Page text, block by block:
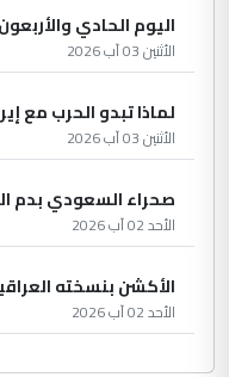
اليوم الحادي والأربعون
الأثنين 03 آب 2026
لماذا تبدو الحرب مع
الأثنين 03 آب 2026
صحراء السعودي بدم
الأحد 02 آب 2026
الأكشن بنسخته
الأحد 02 آب 2026